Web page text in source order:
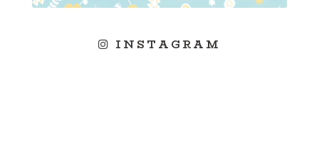
INSTAGRAM